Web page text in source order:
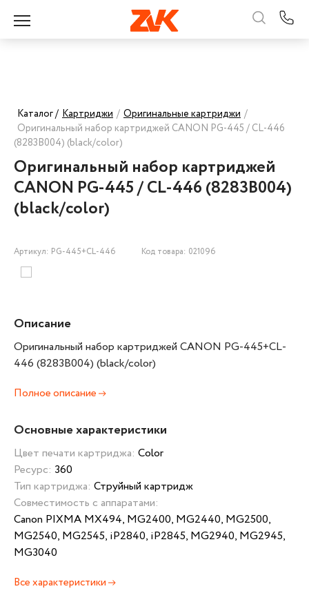
Каталог / Картриджи / Оригинальные картриджи /
Оригинальный набор картриджей CANON PG-445 / CL-446
(8283B004) (black/color)
Оригинальный набор картриджей
CANON PG-445 / CL-446 (8283B004)
(black/color)
Артикул: PG-445+CL-446 Код товара: 021096
Описание
Оригинальный набор картриджей CANON PG-445+CL-
446 (8283B004) (black/color)
Полное описание
Основные характеристики
Цвет печати картриджа: Color
Ресурс: 360
Тип картриджа: Струйный картридж
Совместимость с аппаратами:
Canon PIXMA MX494, MG2400, MG2440, MG2500,
MG2540, MG2545, iP2840, iP2845, MG2940, MG2945,
MG3040
Все характеристики